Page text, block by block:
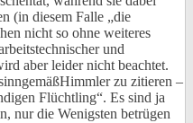
(in diesem Falle „die
nicht so ohne weiteres
und
aber leider nicht beachtet.
zu zitieren –
Flüchtling“. Es sind ja
nur die Wenigsten betrügen